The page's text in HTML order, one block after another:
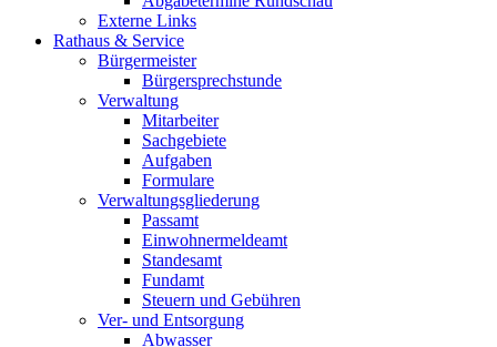
Externe Links
Rathaus & Service
Bürgermeister
Bürgersprechstunde
Verwaltung
Mitarbeiter
Sachgebiete
Aufgaben
Formulare
Verwaltungsgliederung
Passamt
Einwohnermeldeamt
Standesamt
Fundamt
Steuern und Gebühren
Ver- und Entsorgung
Abwasser